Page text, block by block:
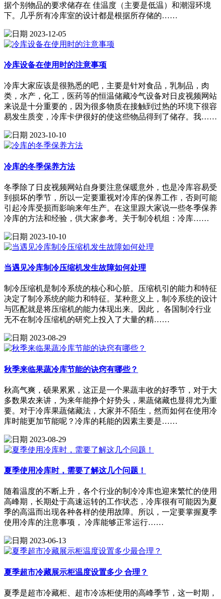
据个别物品的要求储存在 佳温度（主要是低温）和潮湿环境
下。几乎所有冷库室的设计都是根据所存储的……
2023-12-05
冷库设备在使用时的注意事项
冷库大家应该是很熟悉的吧，主要是针对食品，乳制品，肉
类，水产，化工，医药等的恒温储藏冷气设备对日皮视频网站
来说是十分重要的，因为很多物质在接触到过热的环境下很容
易发生质变，冷库卡伊很好的使这些物品得到了储存。我……
2023-10-10
冷库的冬季保养方法
冬季除了日皮视频网站自身要注意保暖意外，也是冷库容易受
到损坏的季节，所以一定要重视对冷库的保养工作，否则可能
引起冷库受损而影响来年生产。在这里跟大家说一些冬季保养
冷库的方法和经验，供大家参考。关于制冷机组：冷库……
2023-10-10
当遇见冷库制冷压缩机发生故障如何处理
制冷压缩机是制冷系统的核心和心脏。压缩机引的能力和特征
决定了制冷系统的能力和特征。某种意义上，制冷系统的设计
与匹配就是将压缩机的能力体现出来。因此， 各国制冷行业
无不在制冷压缩机的研究上投入了大量的精……
2023-08-29
秋季来临果蔬冷库节能的诀窍有哪些？
秋高气爽，硕果累累，这正是一个果蔬丰收的好季节，对于大
多数果农来讲，为来年能挣个好势头，果蔬储藏也显得尤为重
要。对于冷库果蔬储藏法，大家并不陌生，然而如何在使用冷
库时能更加节能呢？冷库的耗能的因素主要是……
2023-08-29
夏季使用冷库时，需要了解这几个问题！
随着温度的不断上升，各个行业的制冷冷库也迎来繁忙的使用
高峰期，长期处于高速运转的工作状态，冷库很有可能因为夏
季的高温而出现各种各样的使用故障。所以，一定要掌握夏季
使用冷库的注意事项， 冷库能够正常运行……
2023-06-13
夏季超市冷藏展示柜温度设置多少 合理？
夏季是超市冷藏柜、超市冷冻柜使用的高峰季节，这一时期，